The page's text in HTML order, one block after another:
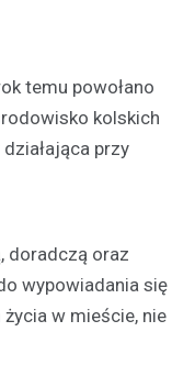
temu powołano
kolskich
przy
doradczą oraz
wypowiadania się
w mieście, nie